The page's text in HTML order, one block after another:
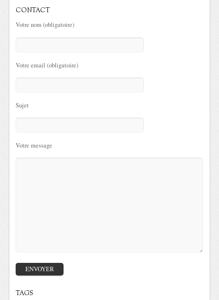
CONTACT
Votre nom (obligatoire)
Votre email (obligatoire)
Sujet
Votre message
TAGS